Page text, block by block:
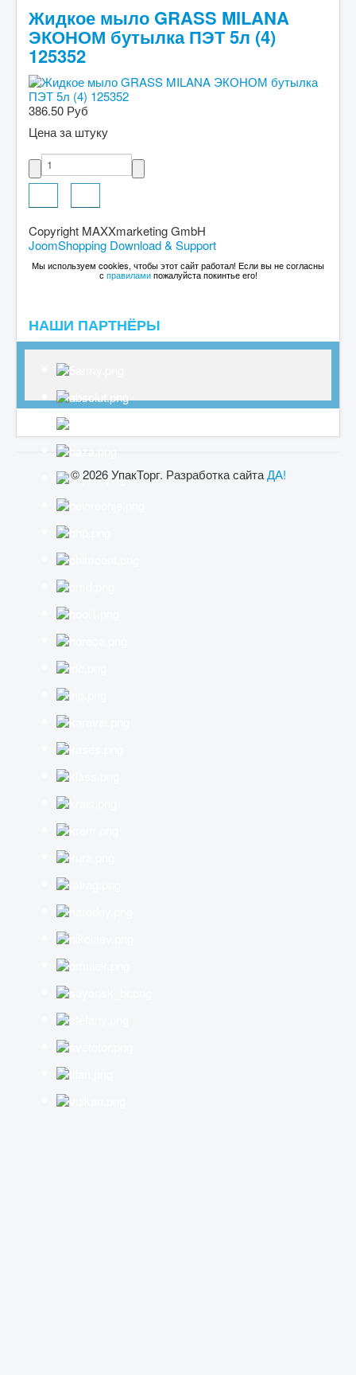
Жидкое мыло GRASS MILANA
ЭКОНОМ бутылка ПЭТ 5л (4)
125352
386.50 Руб
Цена за штуку
Copyright MAXXmarketing GmbH
JoomShopping Download & Support
Мы используем cookies, чтобы этот сайт работал! Если вы не согласны
с правиламипожалуйста покинтье его!
НАШИ ПАРТНЁРЫ
© 2026 УпакТорг. Разработка сайтаДА!